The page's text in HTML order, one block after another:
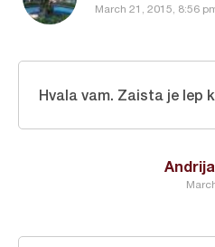
March 21, 2015, 8:56
Hvala vam. Zaista je lep